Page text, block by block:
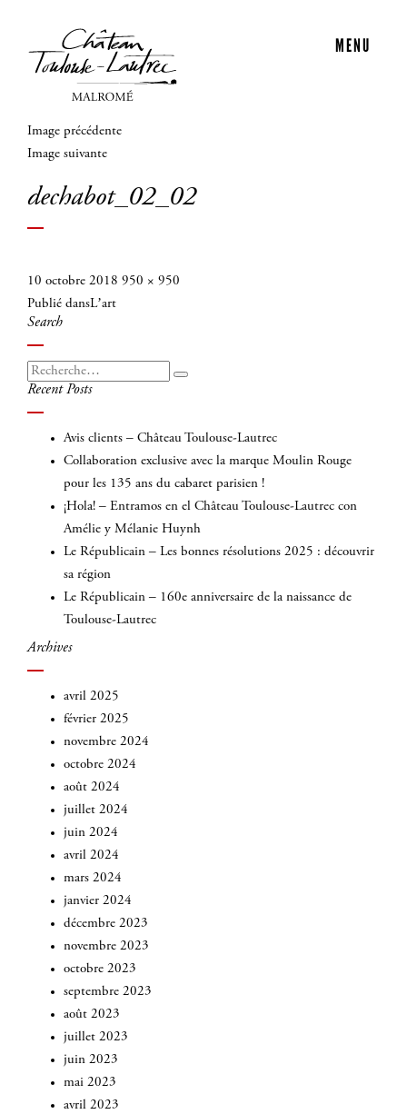
MENU
Image précédente
Image suivante
dechabot_02_02
Publié
le
10 octobre 2018 Taille
950 × 950
Navigation
de
l’article
Publié dansL’art
Search
Recherche
pour
:
Recherche
Recent Posts
Avis clients – Château Toulouse-Lautrec
Collaboration exclusive avec la marque Moulin Rouge
pour les 135 ans du cabaret parisien !
¡Hola! – Entramos en el Château Toulouse-Lautrec con
Amélie y Mélanie Huynh
Le Républicain – Les bonnes résolutions 2025 : découvrir
sa région
Le Républicain – 160e anniversaire de la naissance de
Toulouse-Lautrec
Archives
avril 2025
février 2025
novembre 2024
octobre 2024
août 2024
juillet 2024
juin 2024
avril 2024
mars 2024
janvier 2024
décembre 2023
novembre 2023
octobre 2023
septembre 2023
août 2023
juillet 2023
juin 2023
mai 2023
avril 2023